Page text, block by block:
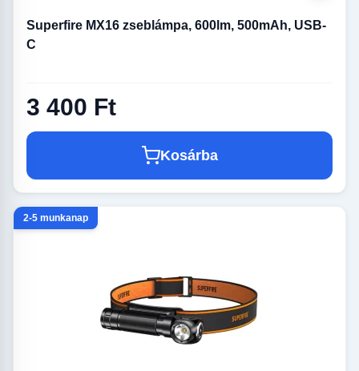
Superfire MX16 zseblámpa, 600lm, 500mAh, USB-
C
3 400 Ft
Kosárba
2-5 munkanap